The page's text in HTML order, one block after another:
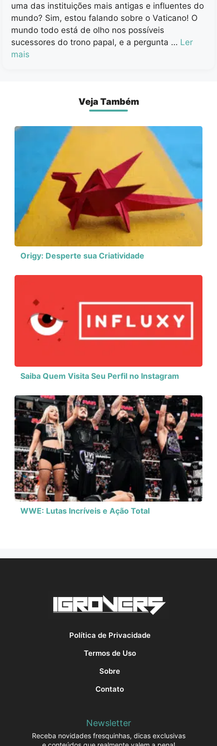
uma das instituições mais antigas e influentes do
mundo? Sim, estou falando sobre o Vaticano! O
mundo todo está de olho nos possíveis
sucessores do trono papal, e a pergunta … Ler
mais
Veja Também
Origy: Desperte sua Criatividade
Saiba Quem Visita Seu Perfil no Instagram
WWE: Lutas Incríveis e Ação Total
Política de Privacidade
Termos de Uso
Sobre
Contato
Newsletter
Receba novidades fresquinhas, dicas exclusivas